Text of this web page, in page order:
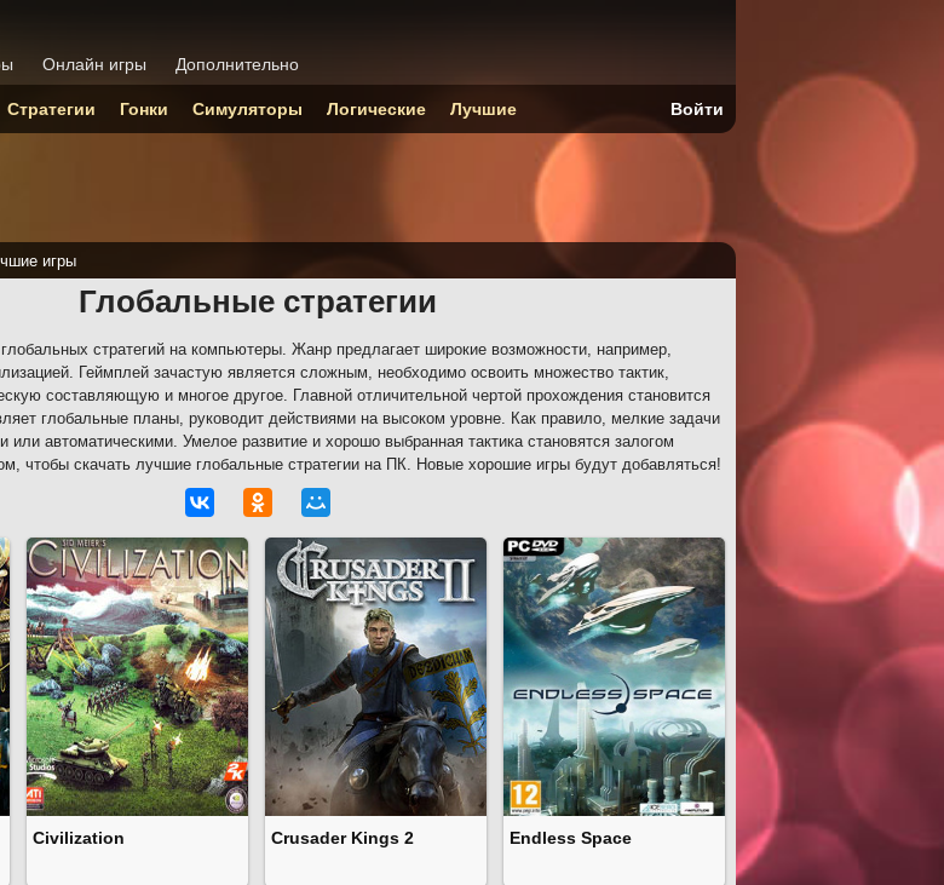
игры
Глобальные стратегии
стратегий на компьютеры. Жанр предлагает широкие возможности, например,
Геймплей зачастую является сложным, необходимо освоить множество тактик,
составляющую и многое другое. Главной отличительной чертой прохождения становится
глобальные планы, руководит действиями на высоком уровне. Как правило, мелкие задачи
или автоматическими. Умелое развитие и хорошо выбранная тактика становятся залогом
чтобы скачать лучшие глобальные стратегии на ПК. Новые хорошие игры будут добавляться!
Civilization Crusader Kings 2 Endless Space
Онлайн игры Дополнительно
Стратегии Гонки Симуляторы Логические Лучшие Войти